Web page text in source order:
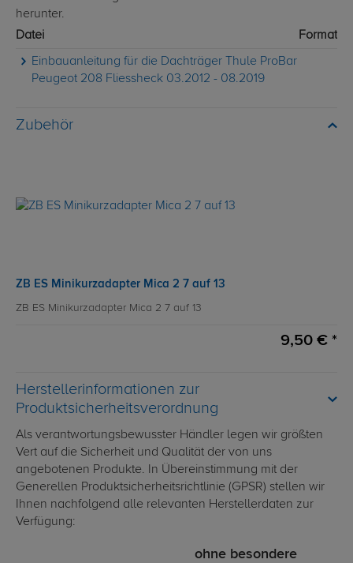
herunter.
Datei
Format
Einbauanleitung für die Dachträger Thule ProBar
Peugeot 208 Fliessheck 03.2012 - 08.2019
Zubehör
ZB ES Minikurzadapter Mica 2 7 auf 13
ZB ES Minikurzadapter Mica 2 7 auf 13
9,50 € *
Herstellerinformationen zur
Produktsicherheitsverordnung
Als verantwortungsbewusster Händler legen wir größten
Vert auf die Sicherheit und Qualität der von uns
angebotenen Produkte. In Übereinstimmung mit der
Generellen Produktsicherheitsrichtlinie (GPSR) stellen wir
Ihnen nachfolgend alle relevanten Herstellerdaten zur
Verfügung:
ohne besondere